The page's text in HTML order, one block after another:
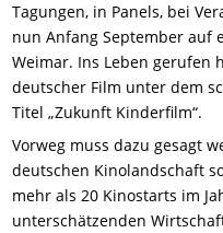
Tagungen, in Panels, bei
nun Anfang September auf
Weimar. Ins Leben gerufen
deutscher Film unter dem
Titel „Zukunft Kinderfilm“.
Vorweg muss dazu gesagt
deutschen Kinolandschaft
mehr als 20 Kinostarts im
unterschätzenden